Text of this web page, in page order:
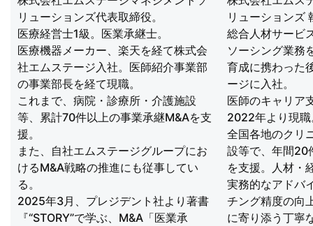
リューションズ代表取締役。
医療経営士1級。医業承継士。
医療機器メーカー、楽天を経て株式会
社エムステージ入社。医師紹介事業部
の事業部長を経て現職。
これまで、病院・診療所・介護施設
等、累計70件以上の事業承継M&Aを支
援。
また、自社エムステージグループにお
けるM&A戦略の推進にも従事してい
る。
2025年3月、プレジデント社より著書
『“STORY”で学ぶ、M&A「医業承
リューションズ
総合人材サービ
ソーシング業務
育成に携わった
ージに入社。
医師のキャリア
2022年より現職
全国各地のクリ
設等で、年間20
を支援。人材・
実務的なアドバ
チング精度の向
に寄り添う丁寧